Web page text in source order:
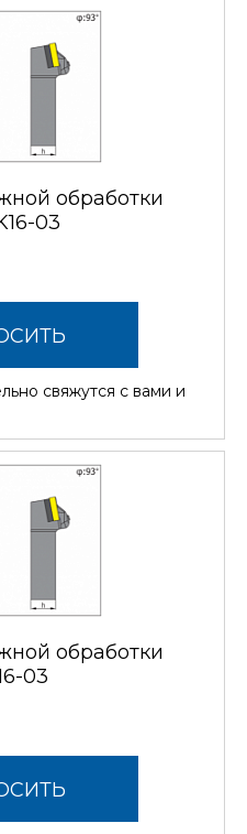
обработки
03
свяжутся с вами и
обработки
03